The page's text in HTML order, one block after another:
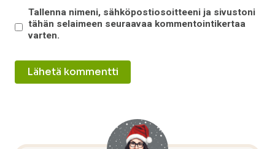
Tallenna nimeni, sähköpostiosoitteeni ja sivustoni
tähän selaimeen seuraavaa kommentointikertaa
varten.